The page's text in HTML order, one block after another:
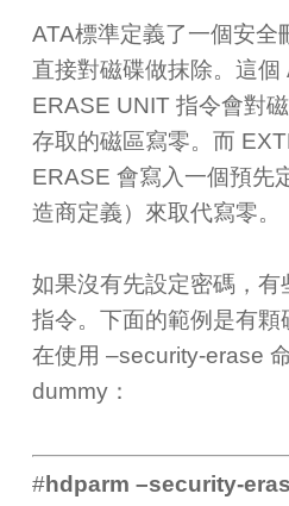
ATA標準定義了一個安全
直接對磁碟做抹除。這個
ERASE UNIT 指令會對
存取的磁區寫零。而
ERASE 會寫入一個預先
造商定義）來取代寫零。
如果沒有先設定密碼，有
指令。下面的範例是有顆
在使用 –security-erase
dummy：
#hdparm –security-